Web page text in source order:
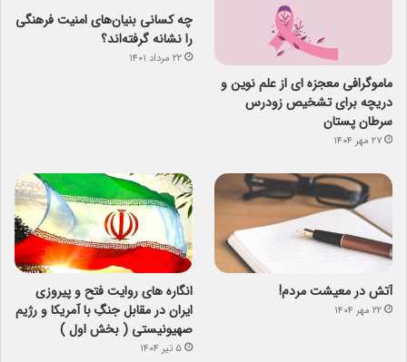
ماموگرافی معجزه ای از علم نوین و
دریچه برای تشخیص زودرس
سرطان پستان
۲۷ مهر ۱۴۰۴
چه کسانی بنیان‌های امنیت فرهنگی
را نشانه گرفته‌اند؟
۲۲ مرداد ۱۴۰۱
آتش در معیشت مردم!
۲۲ مهر ۱۴۰۴
انگاره های روایت فتح و پیروزی
ایران در مقابل جنگِ با آمریکا و رژیم
صهیونیستی ( بخش اول )
۵ تیر ۱۴۰۴